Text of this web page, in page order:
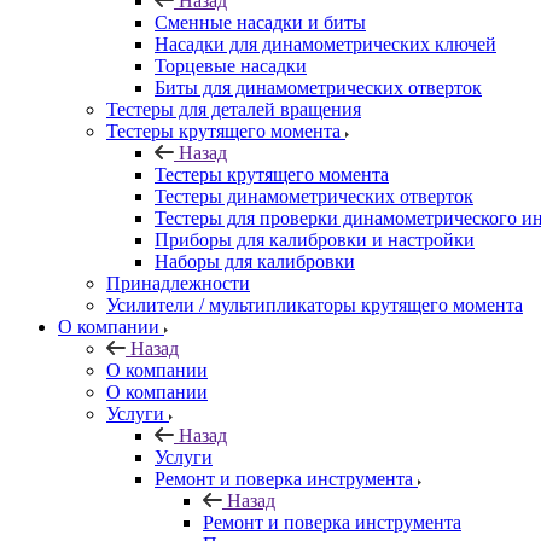
Сменные насадки и биты
Насадки для динамометрических ключей
Торцевые насадки
Биты для динамометрических отверток
Тестеры для деталей вращения
Тестеры крутящего момента
Назад
Тестеры крутящего момента
Тестеры динамометрических отверток
Тестеры для проверки динамометрического
Приборы для калибровки и настройки
Наборы для калибровки
Принадлежности
Усилители / мультипликаторы крутящего момента
О компании
Назад
О компании
О компании
Услуги
Назад
Услуги
Ремонт и поверка инструмента
Назад
Ремонт и поверка инструмента